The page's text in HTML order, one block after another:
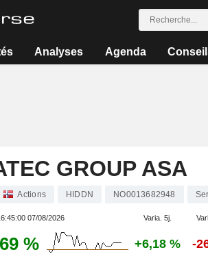
Analyses Agenda
GROUP ASA
Actions HIDDN NO0013682948
07/08/2026 Varia. 5j.
% +6,18 % -